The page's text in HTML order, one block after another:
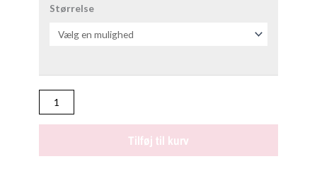
Størrelse
SISY
Tunika
Tilføj til kurv